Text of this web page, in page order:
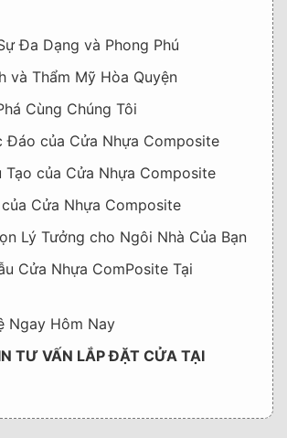
Đa Dạng và Phong Phú
và Thẩm Mỹ Hòa Quyện
Cùng Chúng Tôi
Đáo của Cửa Nhựa Composite
Tạo của Cửa Nhựa Composite
của Cửa Nhựa Composite
Lý Tưởng cho Ngôi Nhà Của Bạn
Cửa Nhựa ComPosite Tại
Ngay Hôm Nay
TƯ VẤN LẮP ĐẶT CỬA TẠI